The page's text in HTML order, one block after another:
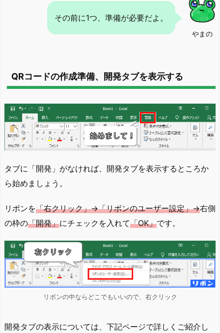
やまの
その前に1つ、準備が必要だよ。
QRコードの作成準備、開発タブを表示する
タブに「開発」がなければ、開発タブを表示するところか
ら始めましょう。
リボンを「右クリック」→「リボンのユーザー設定」→右側
の枠の「開発」にチェックを入れて「OK」です。
リボンの中ならどこでもいいので、右クリック
開発タブの表示については、下記ページで詳しくご紹介し